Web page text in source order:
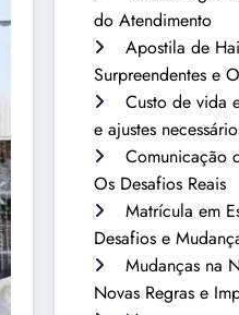
do Atendimento
Apostila de
Surpreendentes e
Custo de vida
e ajustes
Comunicação
Os Desafios Reais
Matrícula em
Desafios e
Mudanças na
Novas Regras e